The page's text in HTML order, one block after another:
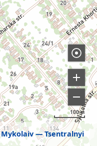
Mykolaiv Tsentralnyi
100 м